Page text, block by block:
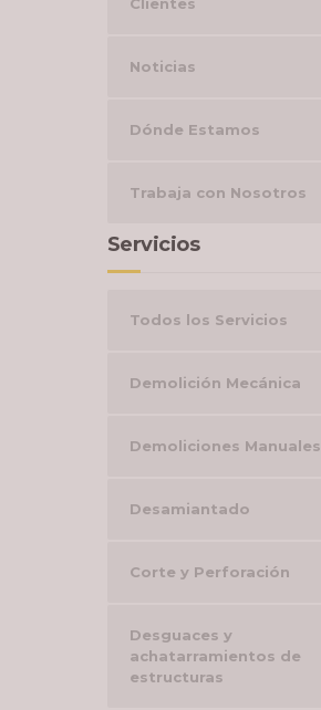
Noticias
Dónde Estamos
Trabaja con Nosotros
Servicios
Todos los Servicios
Demolición Mecánica
Demoliciones Manuales
Desamiantado
Corte y Perforación
Desguaces y
achatarramientos de
estructuras